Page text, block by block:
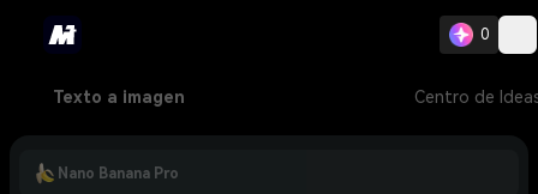
0
Texto a imagen Centro de
Nano Banana Pro